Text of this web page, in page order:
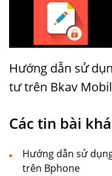
Hướng dẫn sử
tư trên Bkav
Các tin bài
Hướng dẫn sử
trên Bphone